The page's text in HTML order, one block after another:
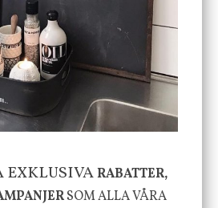
vit, Utomhus
499 kr
INFO
EXKLUSIVARABATTER,
SOM ALLA VÅRA